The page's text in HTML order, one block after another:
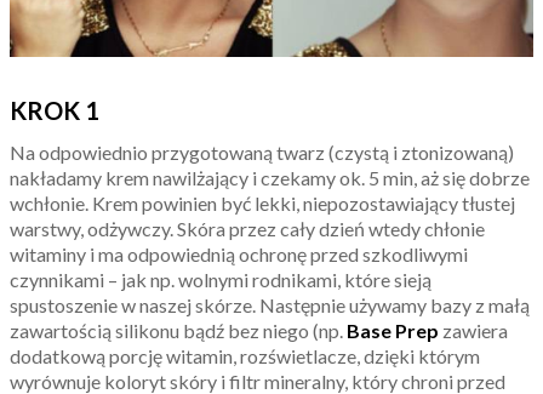
KROK 1
Na odpowiednio przygotowaną twarz (czystą i ztonizowaną)
nakładamy krem nawilżający i czekamy ok. 5 min, aż się dobrze
wchłonie. Krem powinien być lekki, niepozostawiający tłustej
warstwy, odżywczy. Skóra przez cały dzień wtedy chłonie
witaminy i ma odpowiednią ochronę przed szkodliwymi
czynnikami – jak np. wolnymi rodnikami, które sieją
spustoszenie w naszej skórze. Następnie używamy bazy z małą
zawartością silikonu bądź bez niego (np. Base Prep zawiera
dodatkową porcję witamin, rozświetlacze, dzięki którym
wyrównuje koloryt skóry i filtr mineralny, który chroni przed